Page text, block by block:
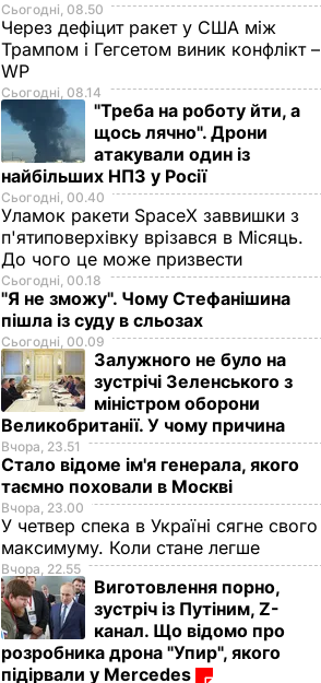
Сьогодні, 08.50
Через дефіцит ракет у США між
Трампом і Гегсетом виник конфлікт –
WP
Сьогодні, 08.14
"Треба на роботу йти, а
щось лячно". Дрони
атакували один із
найбільших НПЗ у Росії
Сьогодні, 00.40
Уламок ракети SpaceX заввишки з
п'ятиповерхівку врізався в Місяць.
До чого це може призвести
Сьогодні, 00.18
"Я не зможу". Чому Стефанішина
пішла із суду в сльозах
Сьогодні, 00.09
Залужного не було на
зустрічі Зеленського з
міністром оборони
Великобританії. У чому причина
Вчора, 23.51
Стало відоме ім'я генерала, якого
таємно поховали в Москві
Вчора, 23.00
У четвер спека в Україні сягне свого
максимуму. Коли стане легше
Вчора, 22.55
Виготовлення порно,
зустріч із Путіним, Z-
канал. Що відомо про
розробника дрона "Упир", якого
підірвали у Mercedes